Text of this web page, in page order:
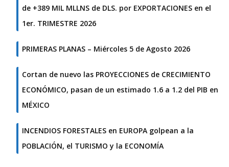
de +389 MIL MLLNS de DLS. por EXPORTACIONES en el
1er. TRIMESTRE 2026
PRIMERAS PLANAS – Miércoles 5 de Agosto 2026
Cortan de nuevo las PROYECCIONES de CRECIMIENTO
ECONÓMICO, pasan de un estimado 1.6 a 1.2 del PIB en
MÉXICO
INCENDIOS FORESTALES en EUROPA golpean a la
POBLACIÓN, el TURISMO y la ECONOMÍA